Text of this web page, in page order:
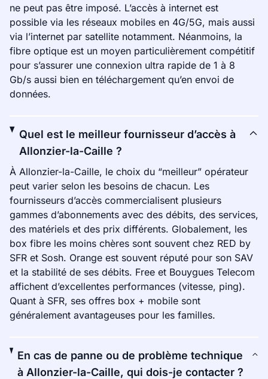
ne peut pas être imposé. L’accès à internet est
possible via les réseaux mobiles en 4G/5G, mais aussi
via l’internet par satellite notamment. Néanmoins, la
fibre optique est un moyen particulièrement compétitif
pour s’assurer une connexion ultra rapide de 1 à 8
Gb/s aussi bien en téléchargement qu’en envoi de
données.
Quel est le meilleur fournisseur d’accès à
Allonzier-la-Caille ?
À Allonzier-la-Caille, le choix du “meilleur” opérateur
peut varier selon les besoins de chacun. Les
fournisseurs d’accès commercialisent plusieurs
gammes d’abonnements avec des débits, des services,
des matériels et des prix différents. Globalement, les
box fibre les moins chères sont souvent chez RED by
SFR et Sosh. Orange est souvent réputé pour son SAV
et la stabilité de ses débits. Free et Bouygues Telecom
affichent d’excellentes performances (vitesse, ping).
Quant à SFR, ses offres box + mobile sont
généralement avantageuses pour les familles.
En cas de panne ou de problème technique
à Allonzier-la-Caille, qui dois-je contacter ?